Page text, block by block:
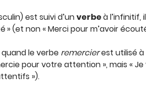
est suivi d’unverbeà l’infinitif,
» (et non « Merci pour m’avoir
quand le verbe remercierest utilisé
pour votre attention », mais «
»).